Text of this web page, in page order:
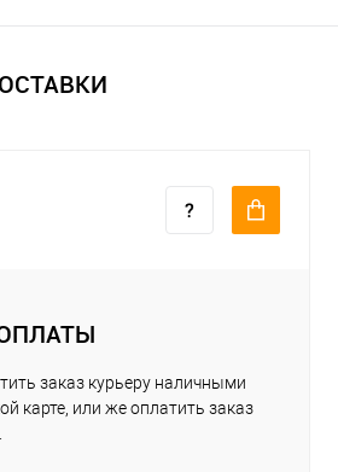
заказ курьеру наличными
карте, или же оплатить заказ